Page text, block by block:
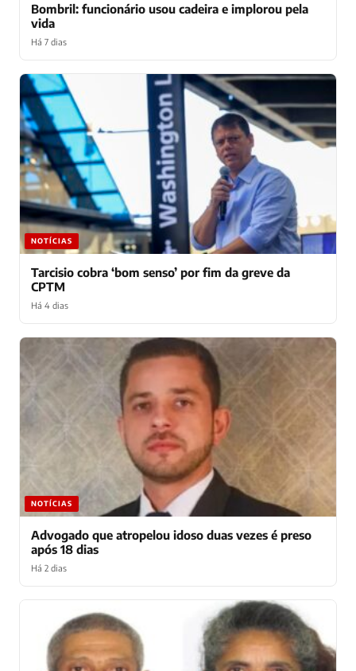
Bombril: funcionário usou cadeira e implorou pela
vida
Há 7 dias
NOTÍCIAS
Tarcisio cobra ‘bom senso’ por fim da greve da
CPTM
Há 4 dias
NOTÍCIAS
Advogado que atropelou idoso duas vezes é preso
após 18 dias
Há 2 dias